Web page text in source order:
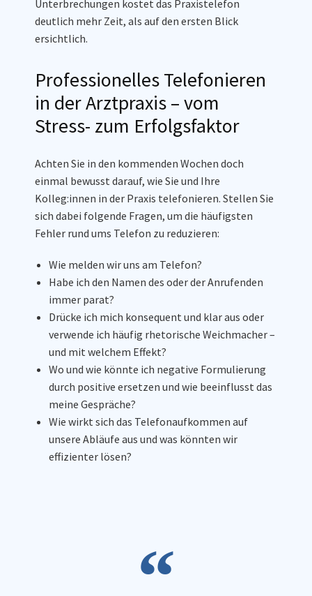
Unterbrechungen kostet das Praxistelefon
deutlich mehr Zeit, als auf den ersten Blick
ersichtlich.
Professionelles Telefonieren
in der Arztpraxis – vom
Stress- zum Erfolgsfaktor
Achten Sie in den kommenden Wochen doch
einmal bewusst darauf, wie Sie und Ihre
Kolleg:innen in der Praxis telefonieren. Stellen Sie
sich dabei folgende Fragen, um die häufigsten
Fehler rund ums Telefon zu reduzieren:
Wie melden wir uns am Telefon?
Habe ich den Namen des oder der Anrufenden
immer parat?
Drücke ich mich konsequent und klar aus oder
verwende ich häufig rhetorische Weichmacher –
und mit welchem Effekt?
Wo und wie könnte ich negative Formulierung
durch positive ersetzen und wie beeinflusst das
meine Gespräche?
Wie wirkt sich das Telefonaufkommen auf
unsere Abläufe aus und was könnten wir
effizienter lösen?